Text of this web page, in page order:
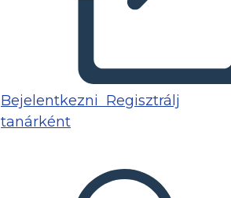
Bejelentkezni Regisztrálj
tanárként